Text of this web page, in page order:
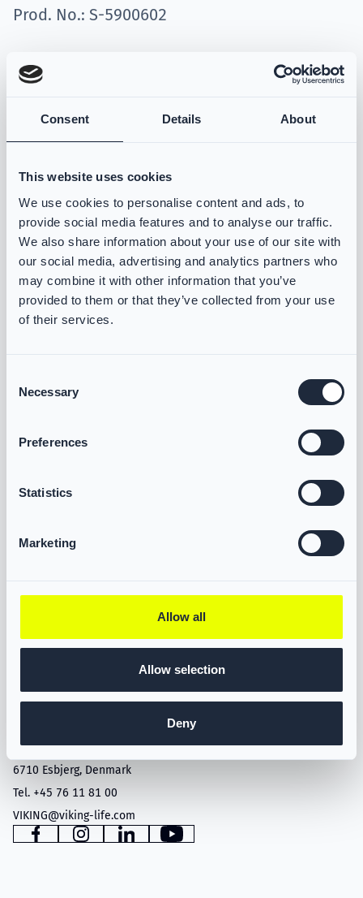
Consent Details About
This website uses cookies
We use cookies to personalise content and ads, to
provide social media features and to analyse our traffic.
We also share information about your use of our site with
our social media, advertising and analytics partners who
may combine it with other information that you’ve
provided to them or that they’ve collected from your use
of their services.
Selection
Necessary
Preferences
Statistics
Marketing
Allow all
Allow selection
Deny
Prod. No.: S-5900602
VIKING Hosenträger Standard geeignet für alle
Hosenträgergröße variiert je nach Größe
Ergonomisch konzipiert für hohen
Tragekomfort
Alle Hosenträger sind abnehmbar
Verfügbare Farben
Die Farbverfügbarkeit hängt von der Maßfertigung ab
Schwarz
VIKING LIFE-SAVING EQUIPMENT A/S
Saedding Ringvej 13
6710 Esbjerg, Denmark
Tel. +45 76 11 81 00
VIKING@viking-life.com
www.facebook.com
www.instagram.com
www.linkedin.com
YouTube